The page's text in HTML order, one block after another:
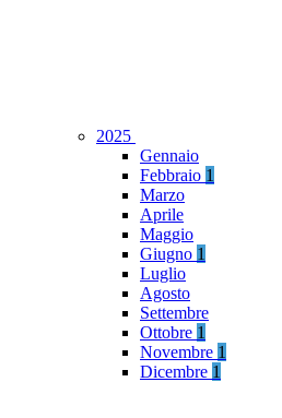
2025
Gennaio
Febbraio 1
Marzo
Aprile
Maggio
Giugno 1
Luglio
Agosto
Settembre
Ottobre 1
Novembre 1
Dicembre 1